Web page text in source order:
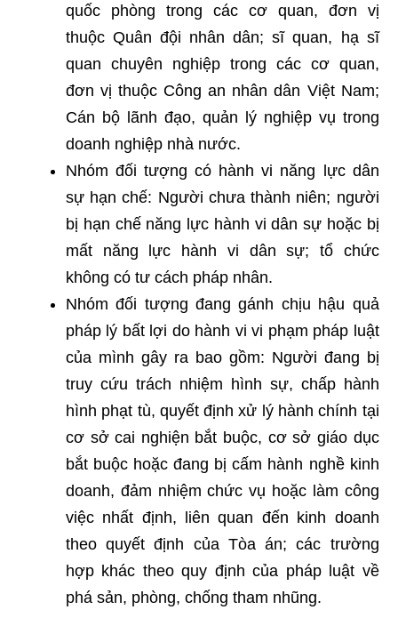
quốc phòng trong các cơ quan, đơn vị
thuộc Quân đội nhân dân; sĩ quan, hạ sĩ
quan chuyên nghiệp trong các cơ quan,
đơn vị thuộc Công an nhân dân Việt Nam;
Cán bộ lãnh đạo, quản lý nghiệp vụ trong
doanh nghiệp nhà nước.
Nhóm đối tượng có hành vi năng lực dân
sự hạn chế: Người chưa thành niên; người
bị hạn chế năng lực hành vi dân sự hoặc bị
mất năng lực hành vi dân sự; tổ chức
không có tư cách pháp nhân.
Nhóm đối tượng đang gánh chịu hậu quả
pháp lý bất lợi do hành vi vi phạm pháp luật
của mình gây ra bao gồm: Người đang bị
truy cứu trách nhiệm hình sự, chấp hành
hình phạt tù, quyết định xử lý hành chính tại
cơ sở cai nghiện bắt buộc, cơ sở giáo dục
bắt buộc hoặc đang bị cấm hành nghề kinh
doanh, đảm nhiệm chức vụ hoặc làm công
việc nhất định, liên quan đến kinh doanh
theo quyết định của Tòa án; các trường
hợp khác theo quy định của pháp luật về
phá sản, phòng, chống tham nhũng.